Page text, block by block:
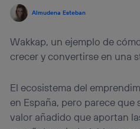
Almudena Esteban
Wakkap, un ejemplo de
crecer y convertirse en una
El ecosistema del
en España, pero parece que
valor añadido que aportan